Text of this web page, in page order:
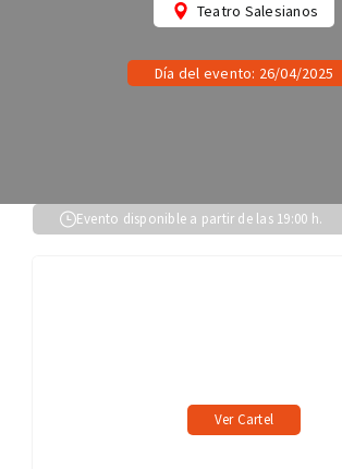
Teatro Salesianos
Día del evento: 26/04/2025
Evento disponible a partir de las 19:00 h.
Ver Cartel